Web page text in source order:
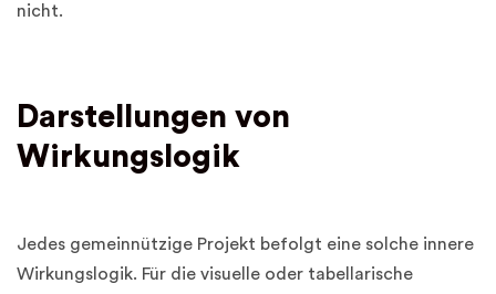
nicht.
Darstellungen von
Wirkungslogik
Jedes gemeinnützige Projekt befolgt eine solche innere
Wirkungslogik. Für die visuelle oder tabellarische